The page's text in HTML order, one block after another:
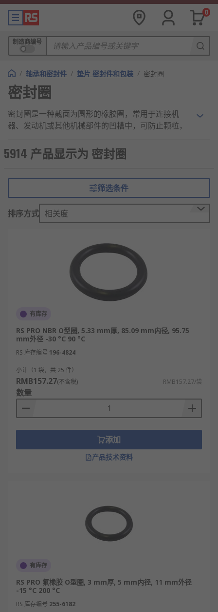
0
制造商编号
/ 轴承和密封件 / 垫片 密封件和包装 / 密封圈
密封圈
密封圈是一种截面为圆形的橡胶圈，常用于连接机
器、发动机或其他机械部件的凹槽中，可防止颗粒，
密封圈的材质
：是用途最广、成本最低的橡
胶密封件。适合于石油系液压油、甘醇系液压
油、二酯系润滑油、汽油、水、硅润滑脂、硅
油等介质中使用。不适用于极性溶剂之中。
氧、耐大气老化性能以及很好的绝缘性能。但
抗拉强度较一般橡胶差，且不具耐油性。适用
于家用电器如电热水器、电熨斗、微波炉等。
氟橡胶密封圈：耐高温性优于硅橡胶，有出色
的耐候性、耐臭氧性和耐化学性，耐寒性则不
良。对于大部份油品及溶剂都具有抵抗能力，
用于柴油发动机、燃料系统及化工厂的密封需
求。不建议使用于酮类、低分子量的酯类及含
硝的混合物。
三元乙丙橡胶密封圈
臭氧性、耐水性及耐化学性。可用于醇类及酮
类，还可用于高温水蒸气环境之密封。适用于
卫浴设备、汽车散热器及汽车刹车系统中。不
建议用于食品用途或是暴露于矿物油之中。
：采用不锈钢丝制成，不含任何橡
胶成分，具有很强的使用特性。比如：在高真
空、高低温、强辐射、及各种腐蚀等环境下保
O型密封圈：主要用于静密封和往复运动密封。
用于旋转运动密封时，仅限于低速回转密封装
圈，用作转轴无压密封。密封唇有较好的活动
性和适应性，可补偿较大的公差和角度偏差，
可防止内部油脂或油液向外漏泄，也可防止外
界的溅水或尘埃的侵入。
5914 产品显示为 密封圈
筛选条件
排序方式 相关度
有库存
RS PRO NBR O型圈, 5.33 mm厚, 85.09 mm内径, 95.75
mm外径 -30 °C 90 °C
RS 库存编号 196-4824
小计（1 袋，共 25 件）
RMB157.27(不含税) RMB157.27/袋
数量
添加
产品技术资料
有库存
RS PRO 氟橡胶 O型圈, 3 mm厚, 5 mm内径, 11 mm外径
-15 °C 200 °C
RS 库存编号 255-6182